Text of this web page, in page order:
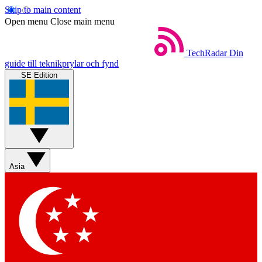
Skip to main content
Open menu Close main menu
TechRadar Din
guide till teknikprylar och fynd
SE Edition
Asia